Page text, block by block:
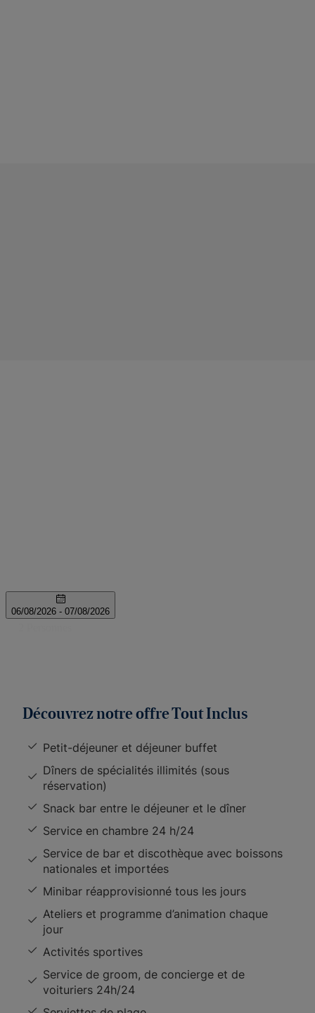
Découvrez notre offre Tout Inclus
Petit-déjeuner et déjeuner buffet
Dîners de spécialités illimités (sous
réservation)
Snack bar entre le déjeuner et le dîner
Service en chambre 24 h/24
Service de bar et discothèque avec boissons
nationales et importées
Minibar réapprovisionné tous les jours
Ateliers et programme d’animation chaque
jour
Activités sportives
Service de groom, de concierge et de
voituriers 24h/24